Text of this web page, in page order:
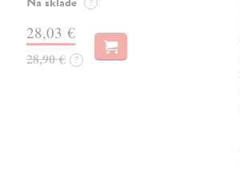
28,03 €
28,90 € ?